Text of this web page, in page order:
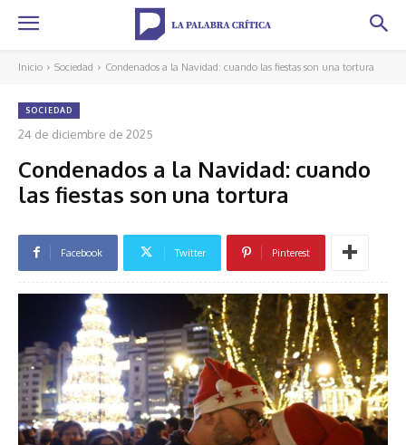
Inicio Sociedad Condenados a la Navidad: cuando las fiestas son una tortura
SOCIEDAD
24 de diciembre de 2025
Condenados a la Navidad: cuando
las fiestas son una tortura
Facebook Twitter Pinterest